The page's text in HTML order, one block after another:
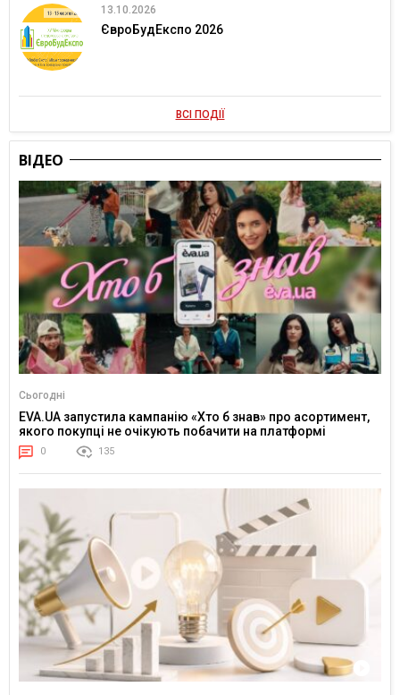
13.10.2026
ЄвроБудЕкспо 2026
ВСІ ПОДІЇ
ВІДЕО
Сьогодні
EVA.UA запустила кампанію «Хто б знав» про асортимент,
якого покупці не очікують побачити на платформі
0 135